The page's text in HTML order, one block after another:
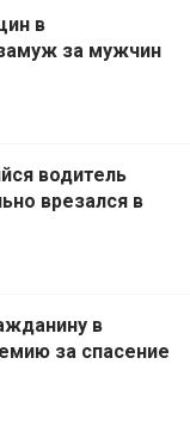
в
за мужчин
водитель
врезался в
в
за спасение